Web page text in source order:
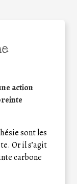
action
sont les
Or il s’agit
carbone